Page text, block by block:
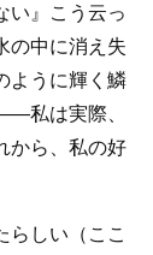
い』こう云っ
の中に消え失
ように輝く鱗
私は実際、
から、私の好
らしい（ここ